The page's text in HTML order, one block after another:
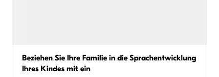
Beziehen Sie Ihre Familie in die Sprachentwicklung
Ihres Kindes mit ein